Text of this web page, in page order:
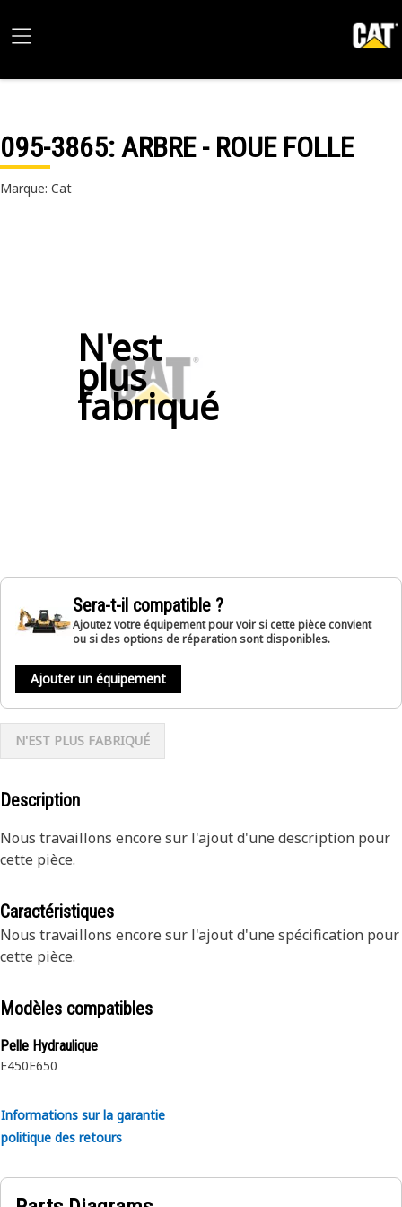
095-3865: ARBRE - ROUE FOLLE
Marque: Cat
N'est
plus
fabriqué
Sera-t-il compatible ?
Ajoutez votre équipement pour voir si cette pièce convient
ou si des options de réparation sont disponibles.
Ajouter un équipement
N'EST PLUS FABRIQUÉ
Description
Nous travaillons encore sur l'ajout d'une description pour
cette pièce.
Caractéristiques
Nous travaillons encore sur l'ajout d'une spécification pour
cette pièce.
Modèles compatibles
Pelle Hydraulique
E450E650
Informations sur la garantie
politique des retours